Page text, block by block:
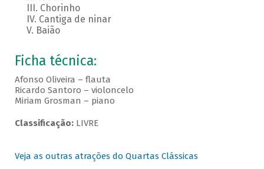
III. Chorinho
IV. Cantiga de ninar
V. Baião
Ficha técnica:
Afonso Oliveira – flauta
Ricardo Santoro – violoncelo
Miriam Grosman – piano
Classificação:LIVRE
Veja as outras atrações do Quartas Clássicas